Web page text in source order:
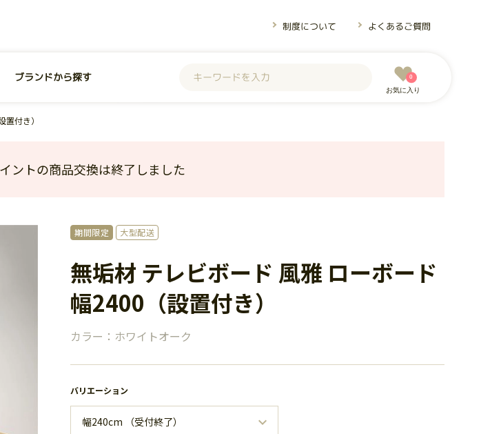
制度について よくあるご質問
ブランドから探す
お気に入り
0
付き）
ントの商品交換は終了しました
バリエーション
期間限定 大型配送
無垢材 テレビボード 風雅 ローボード
幅2400（設置付き）
カラー：ホワイトオーク